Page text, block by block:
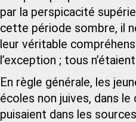
par la perspicacité
cette période sombre, il
leur véritable
l’exception ; tous
En règle générale, les
écoles non juives, dans
puisaient dans les